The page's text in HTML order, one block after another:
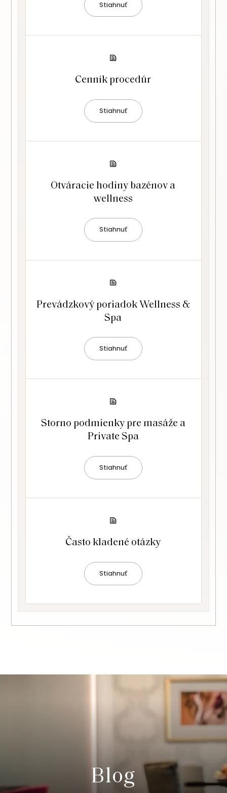
Stiahnuť
Cenník procedúr
Stiahnuť
Otváracie hodiny bazénov a
wellness
Stiahnuť
Prevádzkový poriadok Wellness &
Spa
Stiahnuť
Storno podmienky pre masáže a
Private Spa
Stiahnuť
Často kladené otázky
Stiahnuť
Blog